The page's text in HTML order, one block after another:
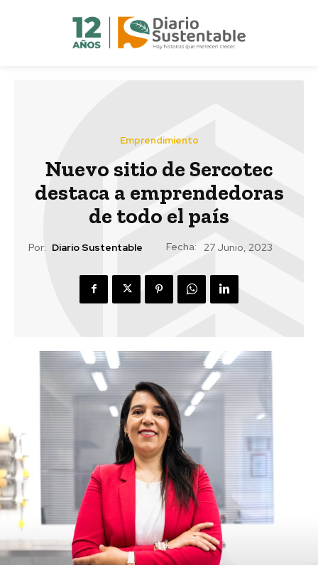
Emprendimiento
Nuevo sitio de Sercotec
destaca a emprendedoras
de todo el país
Por: Diario Sustentable Fecha: 27 Junio, 2023